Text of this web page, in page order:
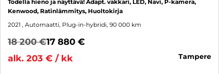
Todella hieno ja näyttävä! Adapt. vakkari, LED, Navi, P-kamera,
Kenwood, Ratinlämmitys, Huoltokirja
2021 , Automaatti, Plug-in-hybridi, 90 000 km
18 200 €17 880 €
alk. 203 € / kk
tampere